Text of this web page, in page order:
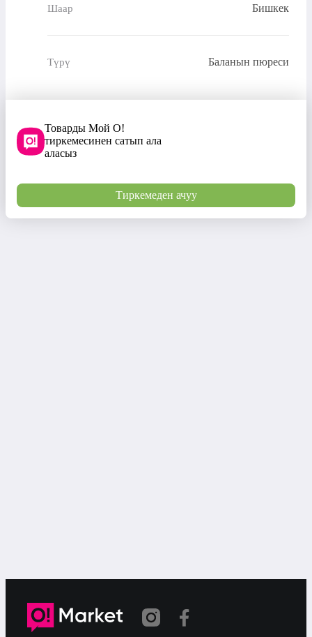
Шаар Бишкек
Түрү Баланын пюреси
Товарды Мой О!
тиркемесинен сатып ала
аласыз
Тиркемеден ачуу